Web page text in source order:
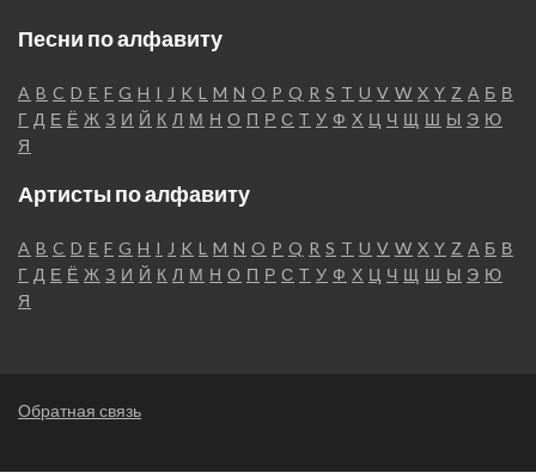
Песни по алфавиту
A B C D E F G H I J K L M N O P Q R S T U V W X Y Z А Б В
Г Д Е Ё Ж З И Й К Л М Н О П Р С Т У Ф Х Ц Ч Щ Ш Ы Э Ю
Я
Артисты по алфавиту
A B C D E F G H I J K L M N O P Q R S T U V W X Y Z А Б В
Г Д Е Ё Ж З И Й К Л М Н О П Р С Т У Ф Х Ц Ч Щ Ш Ы Э Ю
Я
Обратная связь